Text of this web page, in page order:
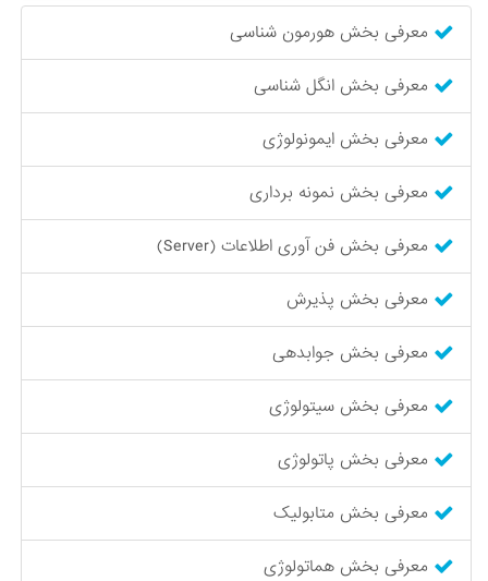
معرفی بخش هورمون شناسی
معرفی بخش انگل شناسی
معرفی بخش ایمونولوژی
معرفی بخش نمونه برداری
معرفی بخش فن آوری اطلاعات (Server)
معرفی بخش پذیرش
معرفی بخش جوابدهی
معرفی بخش سیتولوژی
معرفی بخش پاتولوژی
معرفی بخش متابولیک
معرفی بخش هماتولوژی